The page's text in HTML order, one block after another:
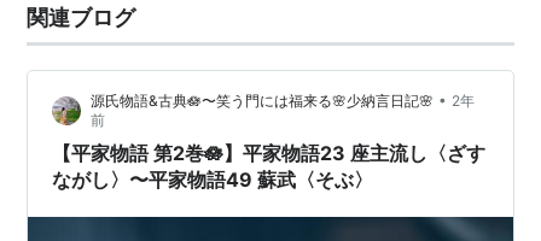
関連ブログ
源氏物語&古典🪷〜笑う門には福来る🌸少納言日記🌸 • 2年
前
【平家物語 第2巻🪷】平家物語23 座主流し〈ざす
ながし〉〜平家物語49 蘇武〈そぶ〉